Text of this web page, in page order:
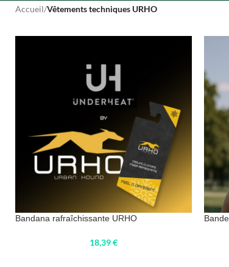
Accueil/Vêtements techniques URHO
Bandana rafraîchissante URHO
18,39€